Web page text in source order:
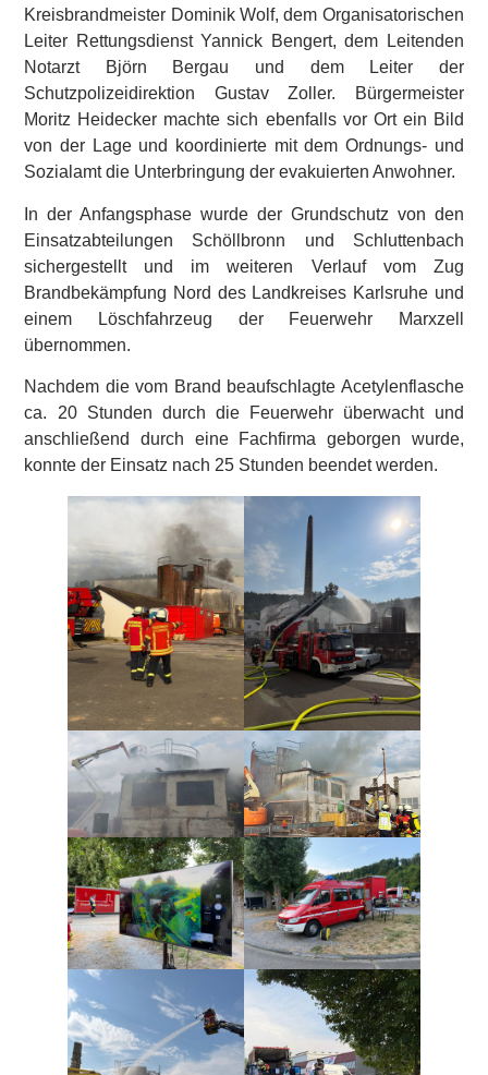
Kreisbrandmeister Dominik Wolf, dem Organisatorischen
Leiter Rettungsdienst Yannick Bengert, dem Leitenden
Notarzt Björn Bergau und dem Leiter der
Schutzpolizeidirektion Gustav Zoller. Bürgermeister
Moritz Heidecker machte sich ebenfalls vor Ort ein Bild
von der Lage und koordinierte mit dem Ordnungs- und
Sozialamt die Unterbringung der evakuierten Anwohner.
In der Anfangsphase wurde der Grundschutz von den
Einsatzabteilungen Schöllbronn und Schluttenbach
sichergestellt und im weiteren Verlauf vom Zug
Brandbekämpfung Nord des Landkreises Karlsruhe und
einem Löschfahrzeug der Feuerwehr Marxzell
übernommen.
Nachdem die vom Brand beaufschlagte Acetylenflasche
ca. 20 Stunden durch die Feuerwehr überwacht und
anschließend durch eine Fachfirma geborgen wurde,
konnte der Einsatz nach 25 Stunden beendet werden.